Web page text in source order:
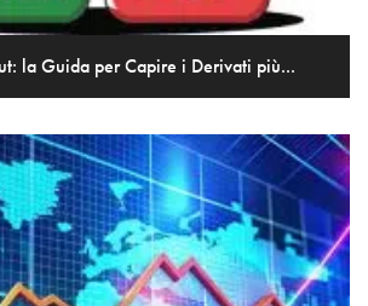
la Guida per Capire i Derivati più...